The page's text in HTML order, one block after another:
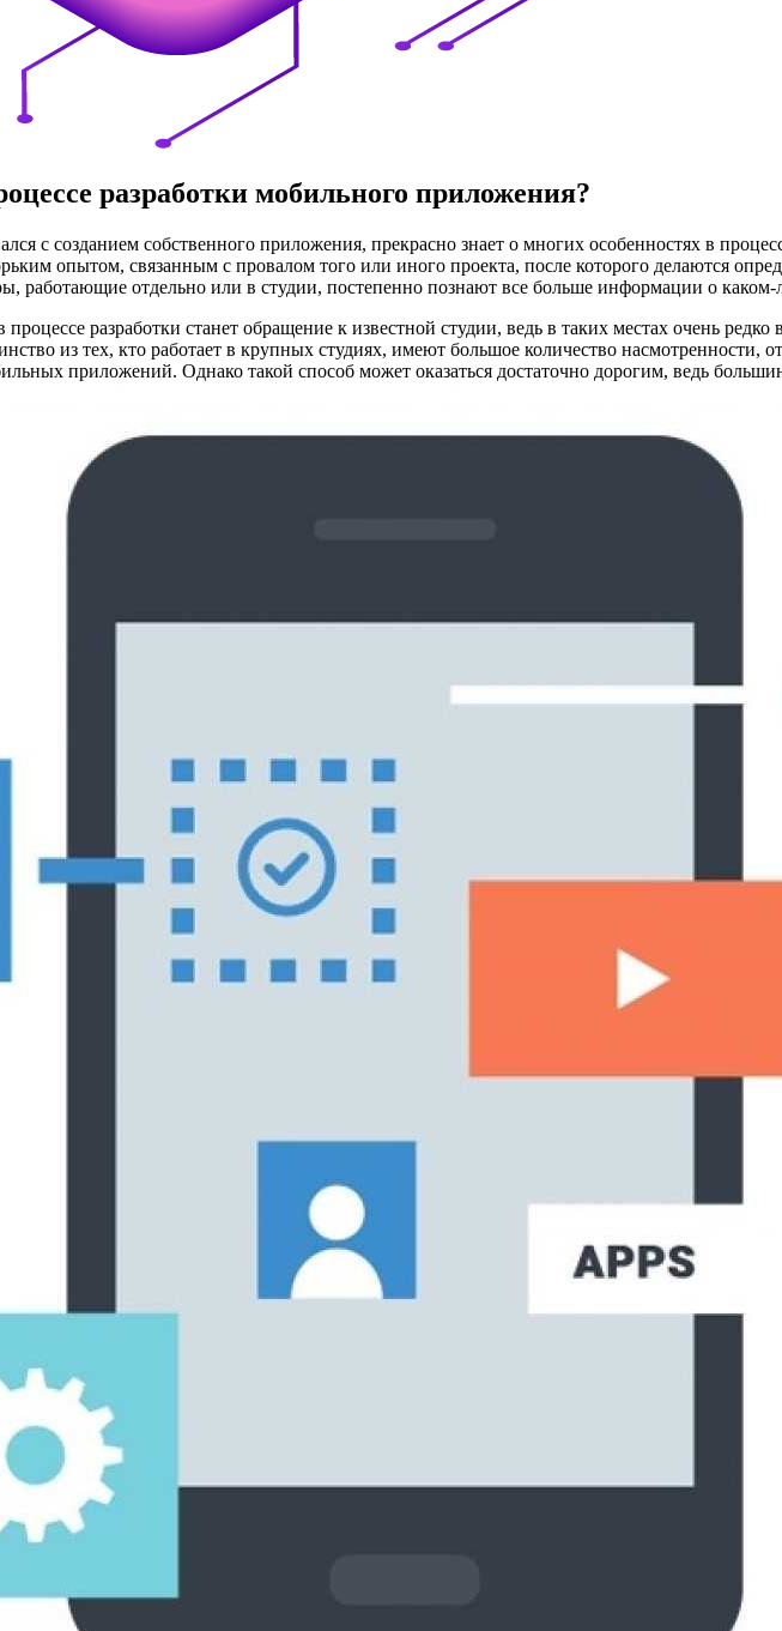
разработки мобильного приложения?
с созданием собственного приложения, прекрасно знает о многих особенностях в
опытом, связанным с провалом того или иного проекта, после которого делаются
работающие отдельно или в студии, постепенно познают все больше информации о каком-
разработки станет обращение к известной студии, ведь в таких местах очень редко
из тех, кто работает в крупных студиях, имеют большое количество насмотренности,
приложений. Однако такой способ может оказаться достаточно дорогим, ведь